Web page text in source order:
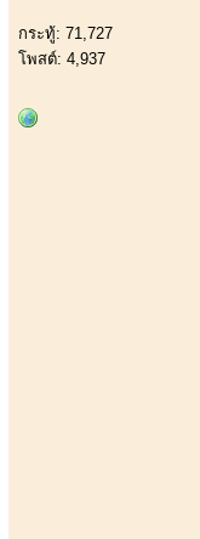
กระทู้: 71,727
โพสต์: 4,937